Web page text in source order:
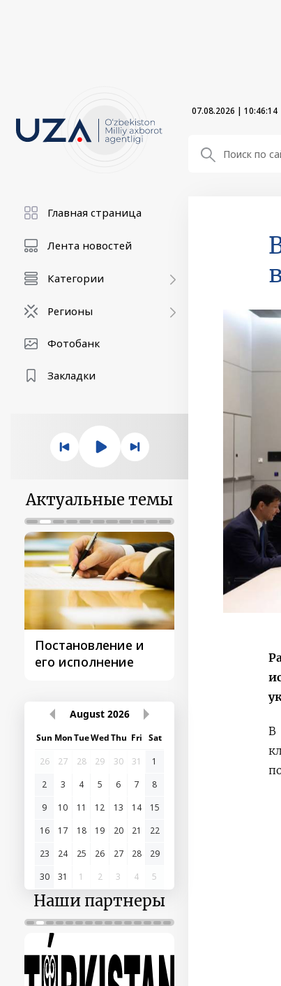
07.08.2026 | 10:46:15
Главная страница
Лента новостей
Категории
Регионы
Фотобанк
Закладки
Актуальные темы
Постановление и
его исполнение
Президента
August 2026
Sun MonTueWedThu Fri Sat
26
27 28 29 30 31
1
2
3 4 5 6 7
8
9
10 11 12 13 14
15
16
17 18 19 20 21
22
23
24 25 26 27 28
29
30
31 1 2 3 4 5
Наши партнеры
В